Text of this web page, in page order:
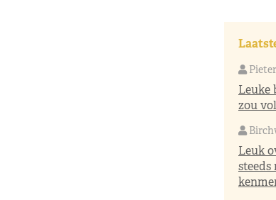
Pieter
Leuke
zou
Leuk